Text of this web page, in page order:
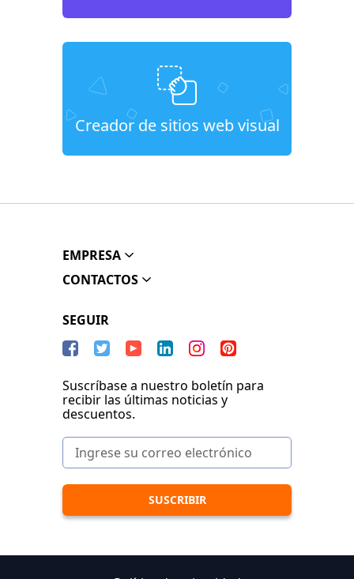
Creador de sitios web visual
EMPRESA
CONTACTOS
SEGUIR
Suscríbase a nuestro boletín para
recibir las últimas noticias y
descuentos.